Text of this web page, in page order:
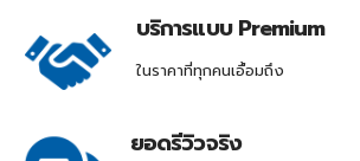
บริการแบบ Premium
ในราคาที่ทุกคนเอื้อมถึง
ยอดรีวิวจริง